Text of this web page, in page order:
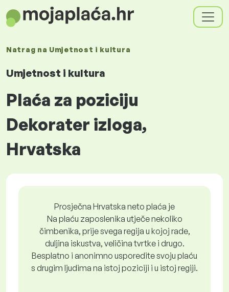
Natrag na Umjetnost i kultura
Umjetnost i kultura
Plaća za poziciju
Dekorater izloga,
Hrvatska
Prosječna Hrvatska neto plaća je
Na plaću zaposlenika utječe nekoliko
čimbenika, prije svega regija u kojoj rade,
duljina iskustva, veličina tvrtke i drugo.
Besplatno i anonimno usporedite svoju plaću
s drugim ljudima na istoj poziciji i u istoj regiji.